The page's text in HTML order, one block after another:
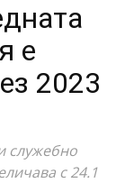
е
2023
служебно
с 24.1